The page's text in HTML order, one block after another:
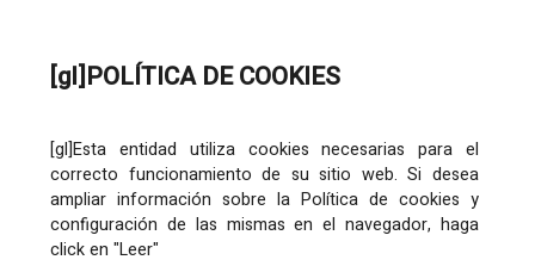
[gl]POLÍTICA DE COOKIES
[gl]Esta entidad utiliza cookies necesarias para el
correcto funcionamiento de su sitio web. Si desea
ampliar información sobre la Política de cookies y
configuración de las mismas en el navegador, haga
click en "Leer"
XML
Ficheiros varios
Ficheiro
asinado: